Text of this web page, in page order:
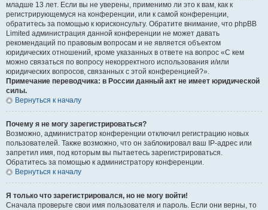
младше 13 лет. Если вы не уверены, применимо ли это к вам, как к
регистрирующемуся на конференции, или к самой конференции,
обратитесь за помощью к юрисконсульту. Обратите внимание, что phpBB
Limited администрация данной конференции не может давать
рекомендаций по правовым вопросам и не является объектом
юридических отношений, кроме указанных в ответе на вопрос «С кем
можно связаться по вопросу некорректного использования и/или
юридических вопросов, связанных с этой конференцией?».
Примечание переводчика: в России данный акт не имеет юридической
силы.
Вернуться к началу
Почему я не могу зарегистрироваться?
Возможно, администратор конференции отключил регистрацию новых
пользователей. Также возможно, что он заблокировал ваш IP-адрес или
запретил имя, под которым вы пытаетесь зарегистрироваться.
Обратитесь за помощью к администратору конференции.
Вернуться к началу
Я только что зарегистрировался, но не могу войти!
Сначала проверьте свои имя пользователя и пароль. Если они верны, то